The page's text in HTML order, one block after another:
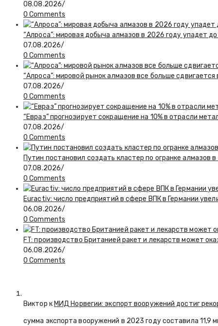
08.08.2026/
0 Comments
“Алроса”: мировая добыча алмазов в 2026 году упадет
07.08.2026/
0 Comments
“Алроса”: мировой рынок алмазов все больше
07.08.2026/
0 Comments
“Евраз” прогнозирует сокращение на 10% в отрасли
07.08.2026/
0 Comments
Путин постановил создать кластер по огранке алмазов
07.08.2026/
0 Comments
Euractiv: число предприятий в сфере ВПК в Германии
06.08.2026/
0 Comments
FT: производство Британией ракет и лекарств может
06.08.2026/
0 Comments
Виктор кМИД Норвегии: экспорт вооружений достиг
сумма экспорта вооружений в 2023 году составила 11,9